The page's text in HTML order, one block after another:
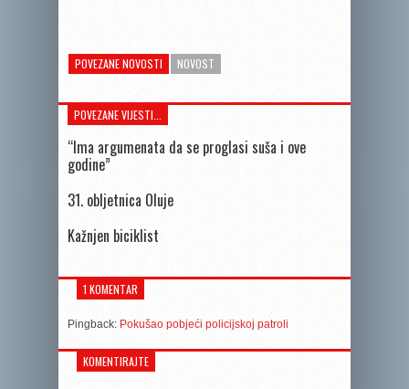
POVEZANE NOVOSTI NOVOST
POVEZANE VIJESTI...
“Ima argumenata da se proglasi suša i ove
godine”
31. obljetnica Oluje
Kažnjen biciklist
1 KOMENTAR
Pingback: Pokušao pobjeći policijskoj patroli
KOMENTIRAJTE